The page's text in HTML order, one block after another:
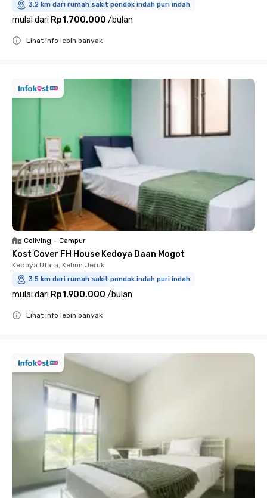
3.2 km dari rumah sakit pondok indah puri indah
mulai dari Rp1.700.000 /bulan
Lihat info lebih banyak
Coliving • Campur
Kost Cover FH House Kedoya Daan Mogot
Kedoya Utara, Kebon Jeruk
3.5 km dari rumah sakit pondok indah puri indah
mulai dari Rp1.900.000 /bulan
Lihat info lebih banyak